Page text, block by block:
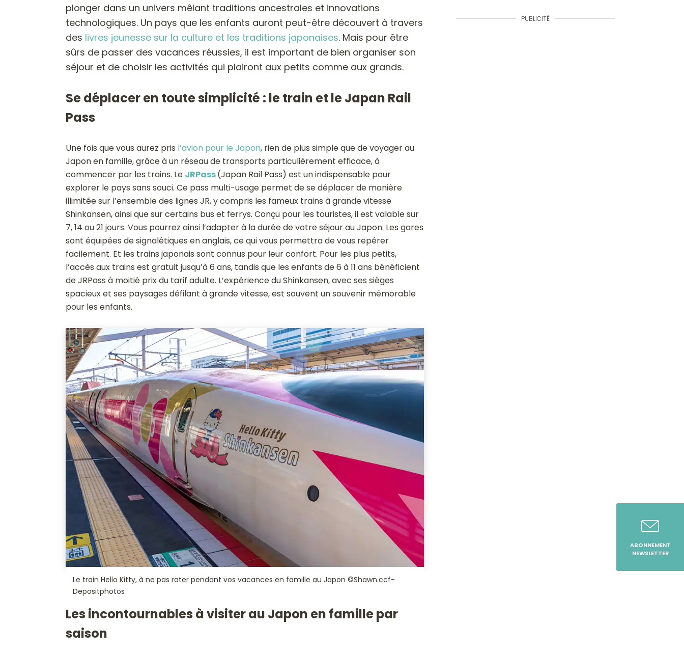
plonger dans un univers mêlant traditions ancestrales et innovations
technologiques. Un pays que les enfants auront peut-être découvert à travers
des livres jeunesse sur la culture et les traditions japonaises. Mais pour être
sûrs de passer des vacances réussies, il est important de bien organiser son
séjour et de choisir les activités qui plairont aux petits comme aux grands.
Se déplacer en toute simplicité : le train et le Japan Rail
Pass
Une fois que vous aurez pris l’avion pour le Japon, rien de plus simple que de voyager au
Japon en famille, grâce à un réseau de transports particulièrement efficace, à
commencer par les trains. Le JRPass(Japan Rail Pass) est un indispensable pour
explorer le pays sans souci. Ce pass multi-usage permet de se déplacer de manière
illimitée sur l’ensemble des lignes JR, y compris les fameux trains à grande vitesse
Shinkansen, ainsi que sur certains bus et ferrys. Conçu pour les touristes, il est valable sur
7, 14 ou 21 jours. Vous pourrez ainsi l’adapter à la durée de votre séjour au Japon. Les gares
sont équipées de signalétiques en anglais, ce qui vous permettra de vous repérer
facilement. Et les trains japonais sont connus pour leur confort. Pour les plus petits,
l’accès aux trains est gratuit jusqu’à 6 ans, tandis que les enfants de 6 à 11 ans bénéficient
de JRPass à moitié prix du tarif adulte. L’expérience du Shinkansen, avec ses sièges
spacieux et ses paysages défilant à grande vitesse, est souvent un souvenir mémorable
pour les enfants.
Le train Hello Kitty, à ne pas rater pendant vos vacances en famille au Japon ©Shawn.ccf-
Depositphotos
Les incontournables à visiter au Japon en famille par
saison
PUBLICITÉ
ABONNEMENT
NEWSLETTER